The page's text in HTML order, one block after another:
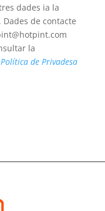
dades ia la
de contacte
la
Política de Privadesa